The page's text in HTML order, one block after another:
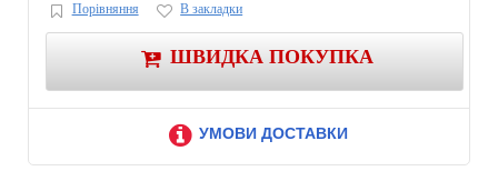
Порівняння В закладки
ШВИДКА ПОКУПКА
УМОВИ ДОСТАВКИ